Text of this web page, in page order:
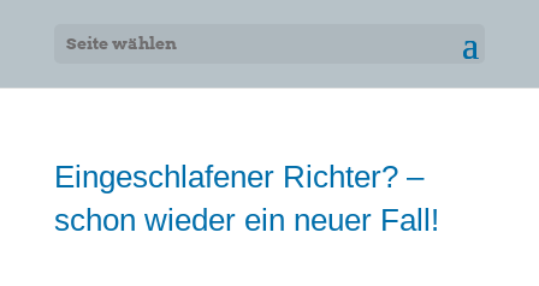
Seite wählen
Eingeschlafener Richter? –
schon wieder ein neuer Fall!